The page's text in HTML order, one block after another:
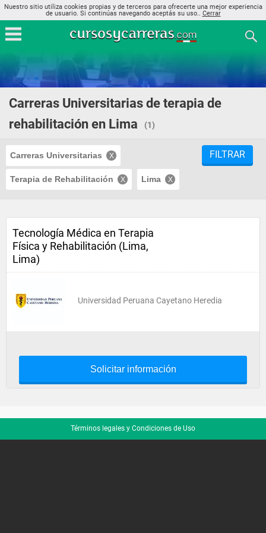
Nuestro sitio utiliza cookies propias y de terceros para ofrecerte una mejor experiencia
de usuario. Si continúas navegando aceptás su uso.. Cerrar
Carreras Universitarias de terapia de
rehabilitación en Lima
(1)
Carreras Universitarias
Terapia de Rehabilitación Lima
FILTRAR
Tecnología Médica en Terapia
Física y Rehabilitación (Lima,
Lima)
Universidad Peruana Cayetano Heredia
Solicitar información
Términos legales y Condiciones de Uso